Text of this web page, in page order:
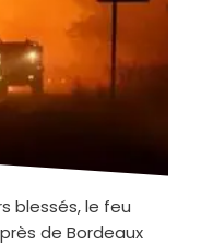
blessés, le feu
de Bordeaux